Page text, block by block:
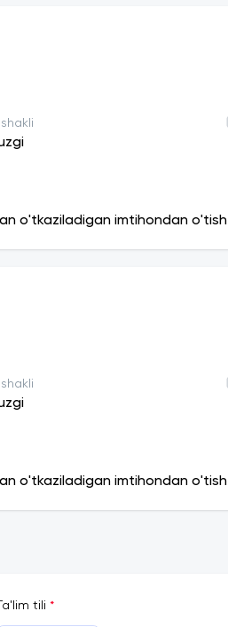
shakli
o'tkaziladigan imtihondan o'tish
shakli
o'tkaziladigan imtihondan o'tish
Ta'lim tili *